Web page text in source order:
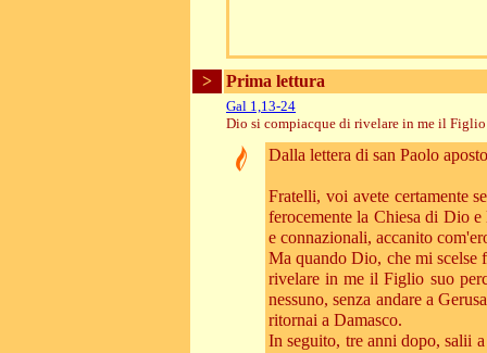
> Prima lettura
Gal 1,13-24
Dio si compiacque di rivelare in me il
Dalla lettera di san Paolo
Fratelli, voi avete certamente
ferocemente la Chiesa di Dio
e connazionali, accanito
Ma quando Dio, che mi scelse
rivelare in me il Figlio suo
nessuno, senza andare a
ritornai a Damasco.
In seguito, tre anni dopo, salii